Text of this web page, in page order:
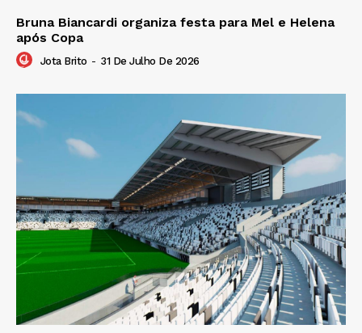
Bruna Biancardi organiza festa para Mel e Helena
após Copa
Jota Brito - 31 De Julho De 2026